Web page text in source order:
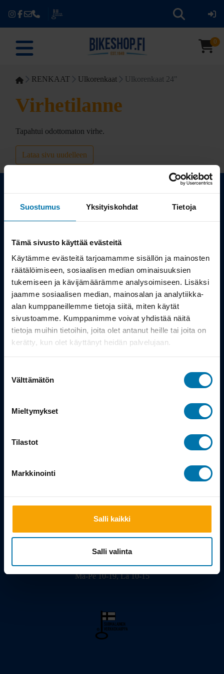
Suostumus Yksityiskohdat Tietoja
Tämä sivusto käyttää evästeitä
Käytämme evästeitä tarjoamamme sisällön ja mainosten
räätälöimiseen, sosiaalisen median ominaisuuksien
tukemiseen ja kävijämäärämme analysoimiseen. Lisäksi
jaamme sosiaalisen median, mainosalan ja analytiikka-
alan kumppaneillemme tietoja siitä, miten käytät
sivustoamme. Kumppanimme voivat yhdistää näitä
tietoja muihin tietoihin, joita olet antanut heille tai joita on
kerätty, kun olet käyttänyt heidän palvelujaan.
valinta
Välttämätön
Mieltymykset
Tilastot
Markkinointi
Salli kaikki
Salli valinta
0
RENKAAT Ulkorenkaat Ulkorenkaat 24"
Virhetilanne
Tapahtui odottomaton virhe.
Lataa sivu uudelleen
Kauppa
Työsuhdepyörä
Info
Toimitus
Viilarinkatu 3, 20320 Turku
02 - 2322675
Myymälä avoinna:
Ma-Pe 10-19, La 10-15